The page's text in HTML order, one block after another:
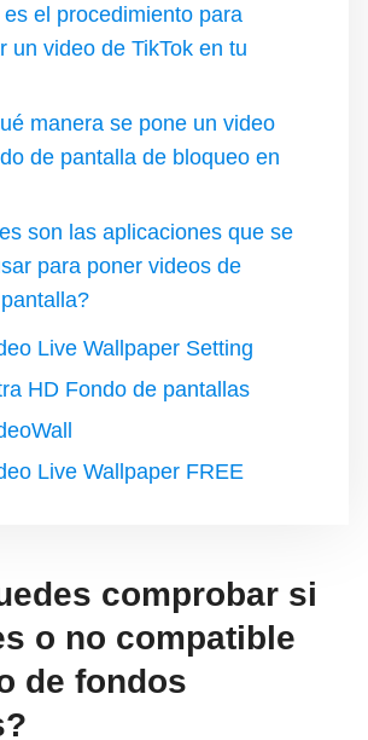
el procedimiento para
un video de TikTok en tu
manera se pone un video
de pantalla de bloqueo en
son las aplicaciones que se
para poner videos de
Live Wallpaper Setting
HD Fondo de pantallas
Live Wallpaper FREE
comprobar si
o no compatible
de fondos